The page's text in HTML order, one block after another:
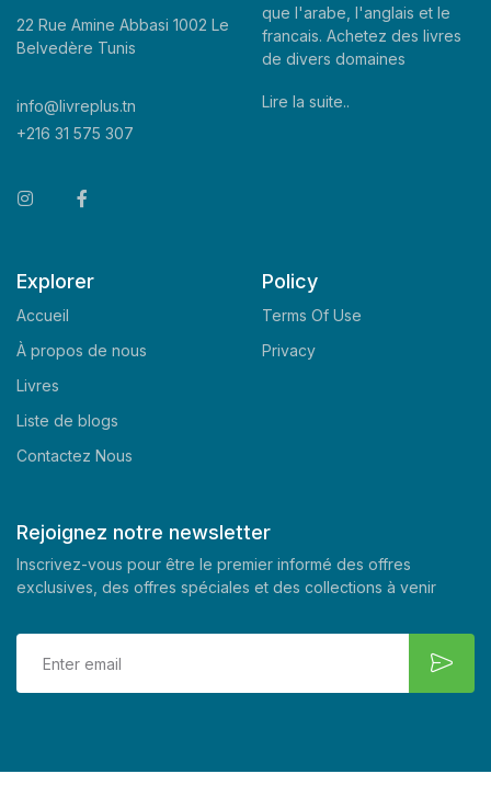
22 Rue Amine Abbasi 1002 Le
Belvedère Tunis
info@livreplus.tn
+216 31 575 307
que l'arabe, l'anglais et le
francais. Achetez des livres
de divers domaines
Lire la suite..
Explorer
Accueil
À propos de nous
Livres
Liste de blogs
Contactez Nous
Policy
Terms Of Use
Privacy
Rejoignez notre newsletter
Inscrivez-vous pour être le premier informé des offres
exclusives, des offres spéciales et des collections à venir